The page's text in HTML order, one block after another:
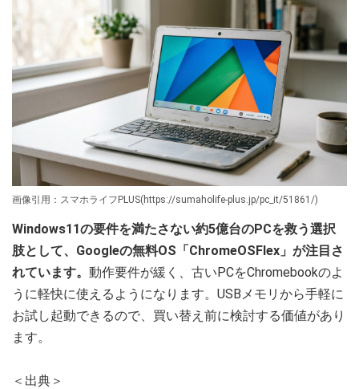
画像引用：スマホライフPLUS(https://sumaholife-plus.jp/pc_it/51861/)
Windows11の要件を満たさない約5億台のPCを救う選択
肢として、Googleの無料OS「ChromeOSFlex」が注目さ
れています。 動作要件が緩く、古いPCをChromebookのよ
うに軽快に使えるようになります。USBメモリから手軽に
お試し起動できるので、買い替え前に検討する価値があり
ます。
＜出典＞